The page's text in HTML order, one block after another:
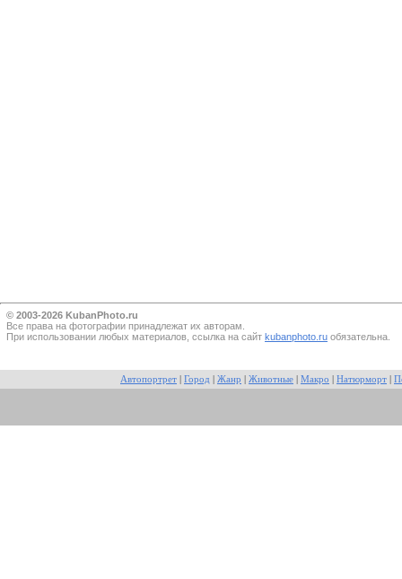
© 2003-2026 KubanPhoto.ru
Все прaва на фотографии принадлежат их авторам.
При использовании любых материалов, ссылка на сайт kubanphoto.ru обязательна.
Автопортрет Город Жанр Животные Макро Натюрморт